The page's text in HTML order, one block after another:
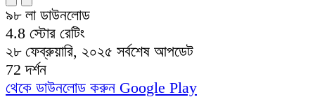
৯৮ লা ডাউনলোড
4.8 স্টোর রেটিং
২৮ ফেব্রুয়ারি, ২০২৫ সর্বশেষ আপডেট
72 দর্শন
থেকে ডাউনলোড করুন Google Play